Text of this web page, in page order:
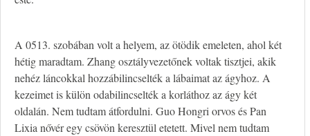
A 0513. szobában volt a helyem, az ötödik emeleten, ahol két
hétig maradtam. Zhang osztályvezetőnek voltak tisztjei, akik
nehéz láncokkal hozzábilincselték a lábaimat az ágyhoz. A
kezeimet is külön odabilincselték a korláthoz az ágy két
oldalán. Nem tudtam átfordulni. Guo Hongri orvos és Pan
Lixia nővér egy csövön keresztül etetett. Mivel nem tudtam